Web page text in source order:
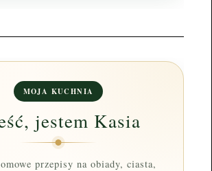
MOJA KUCHNIA
jestem Kasia
przepisy na obiady, ciasta,